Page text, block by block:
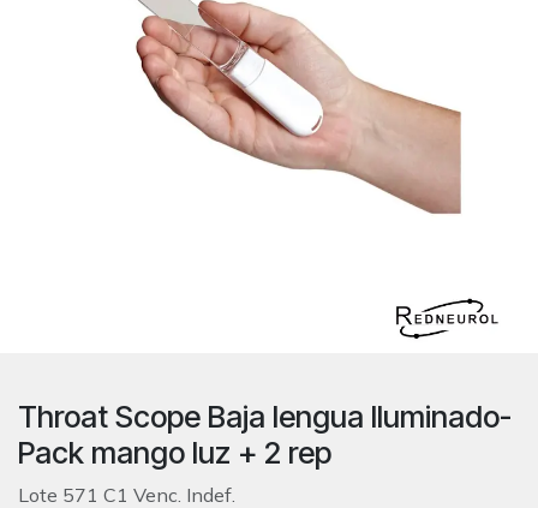
Throat Scope Baja lengua Iluminado-
Pack mango luz + 2 rep
Lote 571 C1 Venc. Indef.